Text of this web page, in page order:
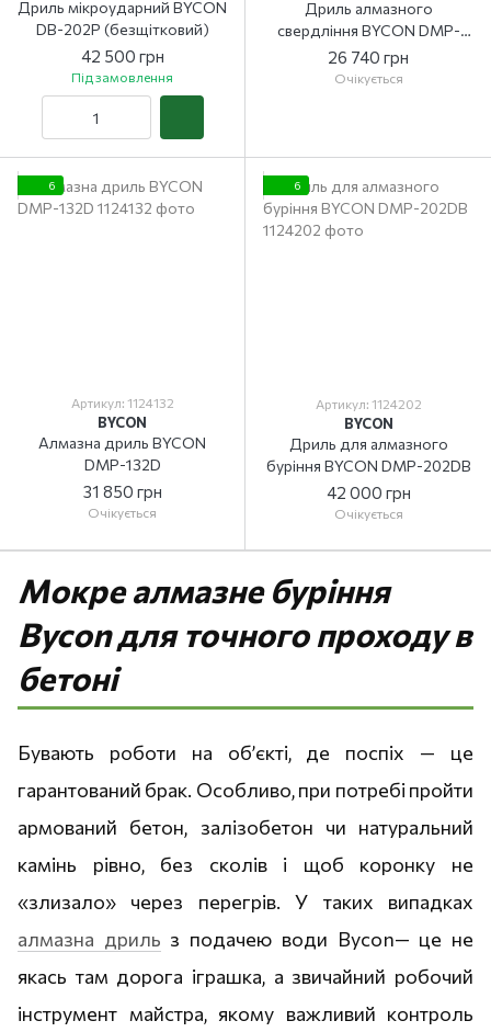
Дриль мікроударний BYCON
DB-202Р (безщітковий)
42 500 грн
Під замовлення
Дриль алмазного
свердління BYCON DMP-
52D
26 740 грн
Очікується
6
Артикул: 1124132
BYCON
Алмазна дриль BYCON
DMP-132D
31 850 грн
Очікується
6
Артикул: 1124202
BYCON
Дриль для алмазного
буріння BYCON DMP-202DB
42 000 грн
Очікується
Мокре алмазне буріння
Bycon для точного проходу в
бетоні
Бувають роботи на об’єкті, де поспіх — це
гарантований брак. Особливо, при потребі пройти
армований бетон, залізобетон чи натуральний
камінь рівно, без сколів і щоб коронку не
«злизало» через перегрів. У таких випадках
алмазна дриль з подачею води Bycon— це не
якась там дорога іграшка, а звичайний робочий
інструмент майстра, якому важливий контроль